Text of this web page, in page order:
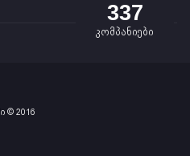
337
კომპანიები
© 2016